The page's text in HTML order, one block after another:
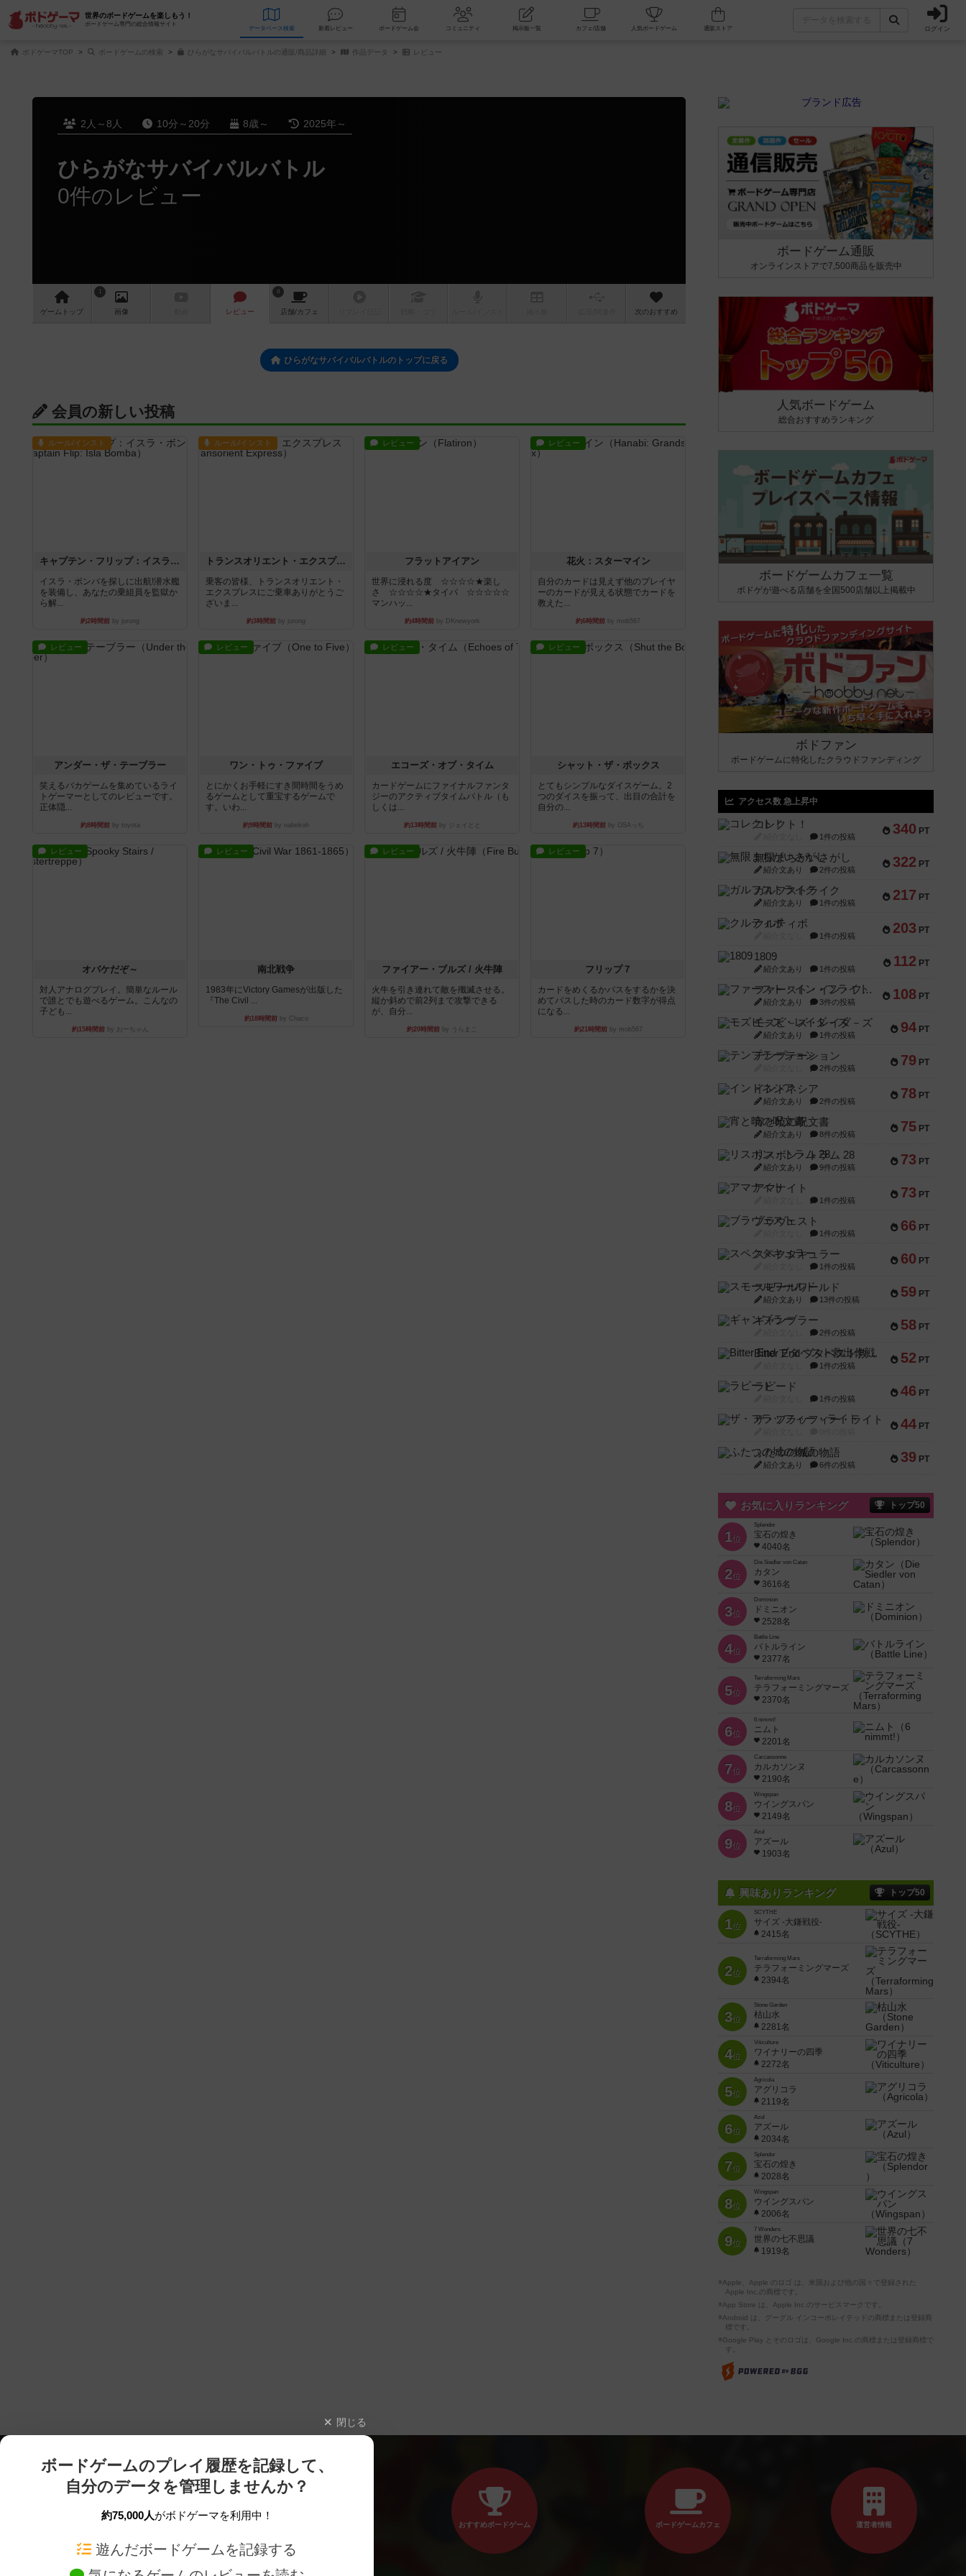
世界のボードゲームを楽しもう！
ボードゲーム専門の総合情報サイト
データベース 検索 新着レビュー ボードゲーム会 コミュニティ 掲示板一覧 カフェ/店舗 人気ボードゲーム ログイン
ボドゲーマTOP ボードゲームの検索 ひらがなサバイバルバトルの通販/商品詳細 作品データ レビュー
2人～8人 10分～20分 8歳～ 2025年～
ひらがなサバイバルバトル
0件のレビュー
ゲーム トップ
1
画像 レビュー
8
店舗/カフェ 次のおすすめ
ひらがなサバイバルバトルのトップに戻る
会員の新しい投稿
ルール/インスト
キャプテン・フリップ：イスラ・ボンバ
イスラ・ボンバを探しに出航!潜水艦
を装備し、あなたの乗組員を監獄か
ら解...
約2時間前 by jurong
ルール/インスト
トランスオリエント・エクスプレス
乗客の皆様、トランスオリエント・
エクスプレスにご乗車ありがとうご
ざいま...
約3時間前 by jurong
レビュー
フラットアイアン
世界に浸れる度 ☆☆☆☆★楽し
さ ☆☆☆☆★タイパ ☆☆☆☆☆
マンハッ...
約4時間前by DKnewyork
レビュー
花火：スターマイン
自分のカードは見えず他のプレイヤ
ーのカードが見える状態でカードを
教えた...
約6時間前 by mob567
レビュー
アンダー・ザ・テーブラー
笑えるバカゲームを集めているライ
トゲーマーとしてのレビューです。
正体隠...
約8時間前by toyota
レビュー
ワン・トゥ・ファイブ
とにかくお手軽にすき間時間をうめ
るゲームとして重宝するゲームで
す。いわ...
約9時間前 by nabekoh
レビュー
エコーズ・オブ・タイム
カードゲームにファイナルファンタ
ジーのアクティブタイムバトル（も
しくは...
約13時間前by ジェイとと
レビュー
シャット・ザ・ボックス
とてもシンプルなダイスゲーム。2
つのダイスを振って、出目の合計を
自分の...
約13時間前by OSAっち
レビュー
オバケだぞ～
対人アナログプレイ。簡単なルール
で誰とでも遊べるゲーム。こんなの
子ども...
約15時間前by おーちゃん
レビュー
南北戦争
1983年にVictory Gamesが出版した
『The Civil ...
約18時間前by Chaco
レビュー
ファイアー・ブルズ / 火牛陣
火牛を引き連れて敵を殲滅させる。
縦か斜めで前2列まで攻撃できる
が、自分...
約20時間前 by うらまこ
レビュー
フリップ７
カードをめくるかパスをするかを決
めてパスした時のカード数字が得点
になる...
約21時間前by mob567
ボードゲーム通販
オンラインストアで7,500商品を販売中
人気ボードゲーム
総合おすすめランキング
ボードゲームカフェ一覧
ボドゲが遊べる店舗を全国500店舗以上掲載中
ボドファン
ボードゲームに特化したクラウドファンディング
アクセス数 急上昇中
340 PT
コレクト！
1件の投稿
322 PT
無限まちがいさがし
紹介文あり 2件の投稿
217 PT
ガルフストライク
紹介文あり 1件の投稿
203 PT
クルティボ
1件の投稿
112 PT
1809
紹介文あり 1件の投稿
108 PT
ファースト・イン・フライト
紹介文あり 3件の投稿
94 PT
モズビ－ズ・レイダ－ズ
紹介文あり 1件の投稿
79 PT
テンプテーション
2件の投稿
78 PT
インドネシア
紹介文あり 2件の投稿
75 PT
宵と暁の呪文書
紹介文あり 8件の投稿
73 PT
リスボン・トラム 28
紹介文あり 9件の投稿
73 PT
アマナイト
1件の投稿
66 PT
ブラヴェスト
1件の投稿
60 PT
スペクタキュラー
1件の投稿
59 PT
スモールワールド
紹介文あり 13件の投稿
58 PT
ギャンブラー
2件の投稿
52 PT
Bitter End ブタペスト救出作戦
1件の投稿
46 PT
ラピード
1件の投稿
44 PT
ザ・フラッフィー・ライト
39 PT
ふたつの城の物語
紹介文あり 6件の投稿
お気に入りランキング トップ50
1位
Splendor
宝石の煌き
4040名
2位
Die Siedler von Catan
カタン
3616名
3位
Dominion
ドミニオン
2528名
4位
Battle Line
バトルライン
2377名
5位
Terraforming Mars
テラフォーミングマーズ
2370名
6位
6 nimmt!
ニムト
2201名
7位
Carcassonne
カルカソンヌ
2190名
8位
Wingspan
ウイングスパン
2149名
9位
Azul
アズール
1903名
興味ありランキング トップ50
1位
SCYTHE
サイズ -大鎌戦役-
2415名
2位
Terraforming Mars
テラフォーミングマーズ
2394名
3位
Stone Garden
枯山水
2281名
4位
Viticulture
ワイナリーの四季
2272名
5位
Agricola
アグリコラ
2119名
6位
Azul
アズール
2034名
7位
Splendor
宝石の煌き
2028名
8位
Wingspan
ウイングスパン
2006名
9位
7 Wonders
世界の七不思議
1919名
※Apple、Apple のロゴ は、米国および他の国々で登録された
Apple Inc.の商標です。
※App Store は、Apple Inc.のサービスマークです。
※Android は、グーグル インコーポレイテッドの商標または登録商
標です。
※Google Play とそのロゴは、Google Inc.の商標または登録商標で
す。
閉じる
ボードゲームのプレイ履歴を記録して、
自分のデータを管理しませんか？
約75,000人がボドゲーマを利用中！
遊んだボードゲームを記録する
おすすめボードゲーム ボードゲームカフェ 運営者情報